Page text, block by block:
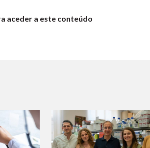
aceder a este conteúdo